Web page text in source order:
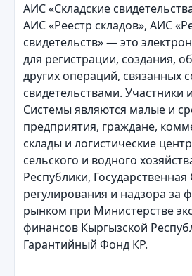
АИС «Складские
АИС «Реестр складов», АИС
свидетельств» — это
для регистрации, создания,
других операций, связанных
свидетельствами. Участники
Системы являются малые и
предприятия, граждане,
склады и логистические
сельского и водного
Республики,
регулирования и надзора за
рынком при Министерстве
финансов Кыргызской
Гарантийный Фонд КР.